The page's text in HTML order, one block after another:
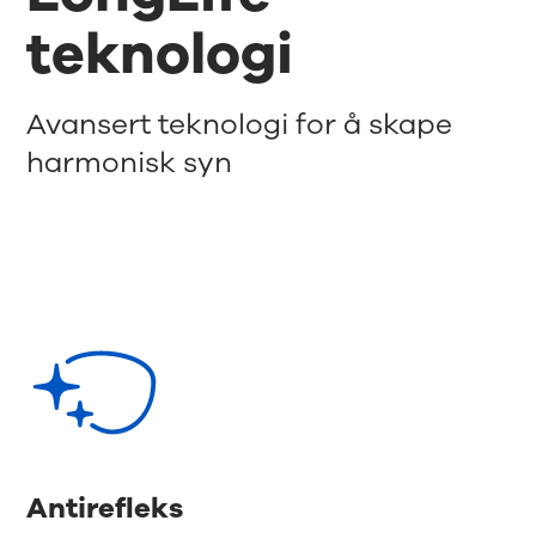
teknologi
Avansert teknologi for å skape
harmonisk syn
Antirefleks